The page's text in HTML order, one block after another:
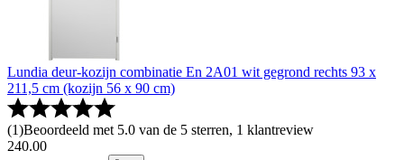
Lundia deur-kozijn combinatie En 2A01 wit gegrond rechts 93 x
211,5 cm (kozijn 56 x 90 cm)
(1)Beoordeeld met 5.0 van de 5 sterren, 1 klantreview
240.00